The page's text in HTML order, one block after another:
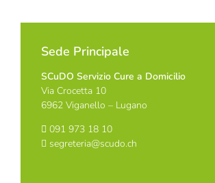
Sede Principale
SCuDO Servizio Cure a Domicilio
Via Crocetta 10
6962 Viganello – Lugano
091 973 18 10
segreteria@scudo.ch